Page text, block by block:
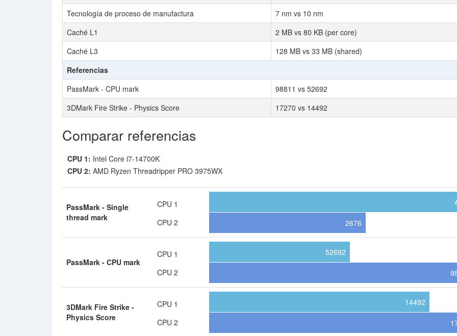
Tecnología de proceso de manufactura
7 nm vs 10 nm
Caché L1
2 MB vs 80 KB (per core)
Caché L3
128 MB vs 33 MB (shared)
Referencias
PassMark - CPU mark
98811 vs 52692
3DMark Fire Strike - Physics Score
17270 vs 14492
Comparar referencias
CPU 1: Intel Core i7-14700K
CPU 2: AMD Ryzen Threadripper PRO 3975WX
PassMark - Single
thread mark
CPU 1
CPU 2
2676
PassMark - CPU mark
CPU 1
CPU 2
52692
3DMark Fire Strike -
Physics Score
CPU 1
CPU 2
14492